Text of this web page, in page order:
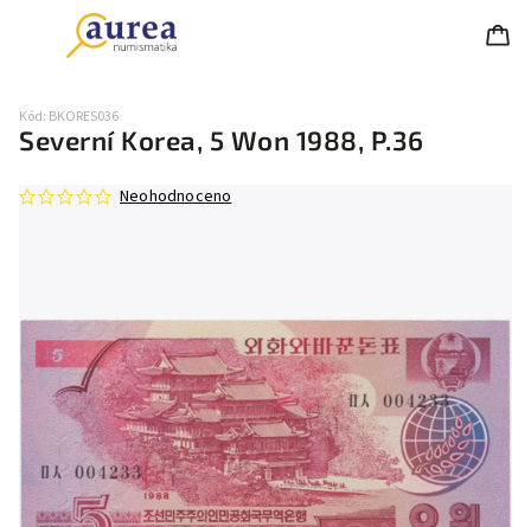
Severní Korea, 5 Won 1988, P.36
Kód: BKORES036
Neohodnoceno